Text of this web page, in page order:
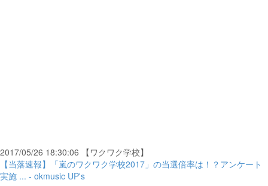
2017/05/26 18:30:06 【ワクワク学校】
【当落速報】「嵐のワクワク学校2017」の当選倍率は！？アンケート
実施 ... - okmusic UP's